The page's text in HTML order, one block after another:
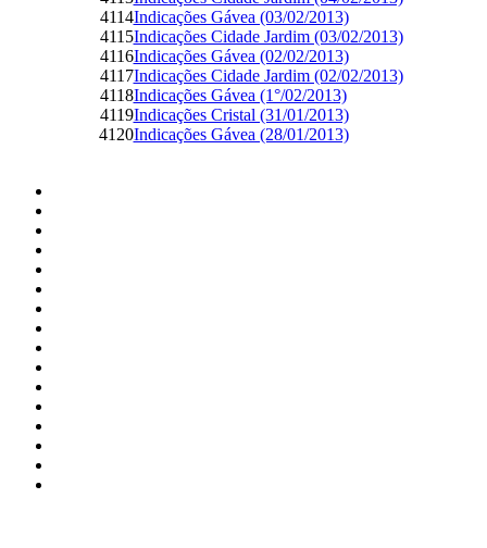
4114Indicações Gávea (03/02/2013)
4115Indicações Cidade Jardim (03/02/2013)
4116Indicações Gávea (02/02/2013)
4117Indicações Cidade Jardim (02/02/2013)
4118Indicações Gávea (1°/02/2013)
4119Indicações Cristal (31/01/2013)
4120Indicações Gávea (28/01/2013)